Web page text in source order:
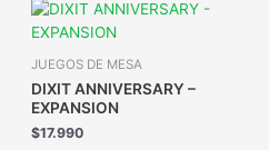
JUEGOS DE MESA
DIXIT ANNIVERSARY –
EXPANSION
$17.990